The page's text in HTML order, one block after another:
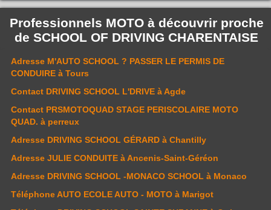
Professionnels MOTO à découvrir proche
deSCHOOL OF DRIVING CHARENTAISE
Adresse M'AUTO SCHOOL ? PASSER LE PERMIS DE
CONDUIRE à Tours
Contact DRIVING SCHOOL L'DRIVE à Agde
Contact PRSMOTOQUAD STAGE PERISCOLAIRE MOTO
QUAD. à perreux
Adresse DRIVING SCHOOL GÉRARD à Chantilly
Adresse JULIE CONDUITE à Ancenis-Saint-Géréon
Adresse DRIVING SCHOOL -MONACO SCHOOL à Monaco
Téléphone AUTO ECOLE AUTO - MOTO à Marigot